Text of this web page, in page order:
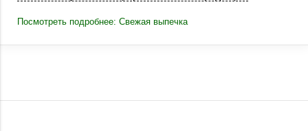
Посмотреть подробнее: Свежая выпечка